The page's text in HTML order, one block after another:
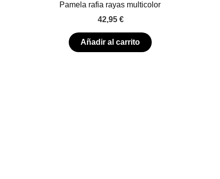
Pamela rafia rayas multicolor
42,95 €
Añadir al carrito